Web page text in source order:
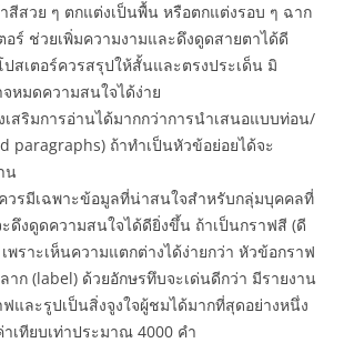
สีสวย ๆ ตกแต่งเป็นพื้น หรือตกแต่งรอบ ๆ ฉาก
อร์ ช่วยเพิ่มความงามและดึงดูดสายตาได้ดี
ปสเตอร์ควรสรุปให้สั้นและตรงประเด็น มิ
หมดความสนใจได้ง่าย
เสริมการอ่านได้มากกว่าการนำเสนอแบบท่อน/
paragraphs) ถ้าทำเป็นหัวข้อย่อยได้จะ
น
วรมีเฉพาะข้อมูลที่น่าสนใจสำหรับกลุ่มบุคคลที่
ดึงดูดความสนใจได้ดียิ่งขึ้น ถ้าเป็นกราฟสี (ดี
พราะเห็นความแตกต่างได้ง่ายกว่า หัวข้อกราฟ
าก (label) ด้วยอักษรทึบจะเด่นดีกว่า มีรายงาน
ฟและรูปเป็นสิ่งจูงใจผู้ชมได้มากที่สุดอย่างหนึ่ง
เทียบเท่าประมาณ 4000 คำ